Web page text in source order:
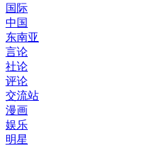
国际
中国
东南亚
言论
社论
评论
交流站
漫画
娱乐
明星